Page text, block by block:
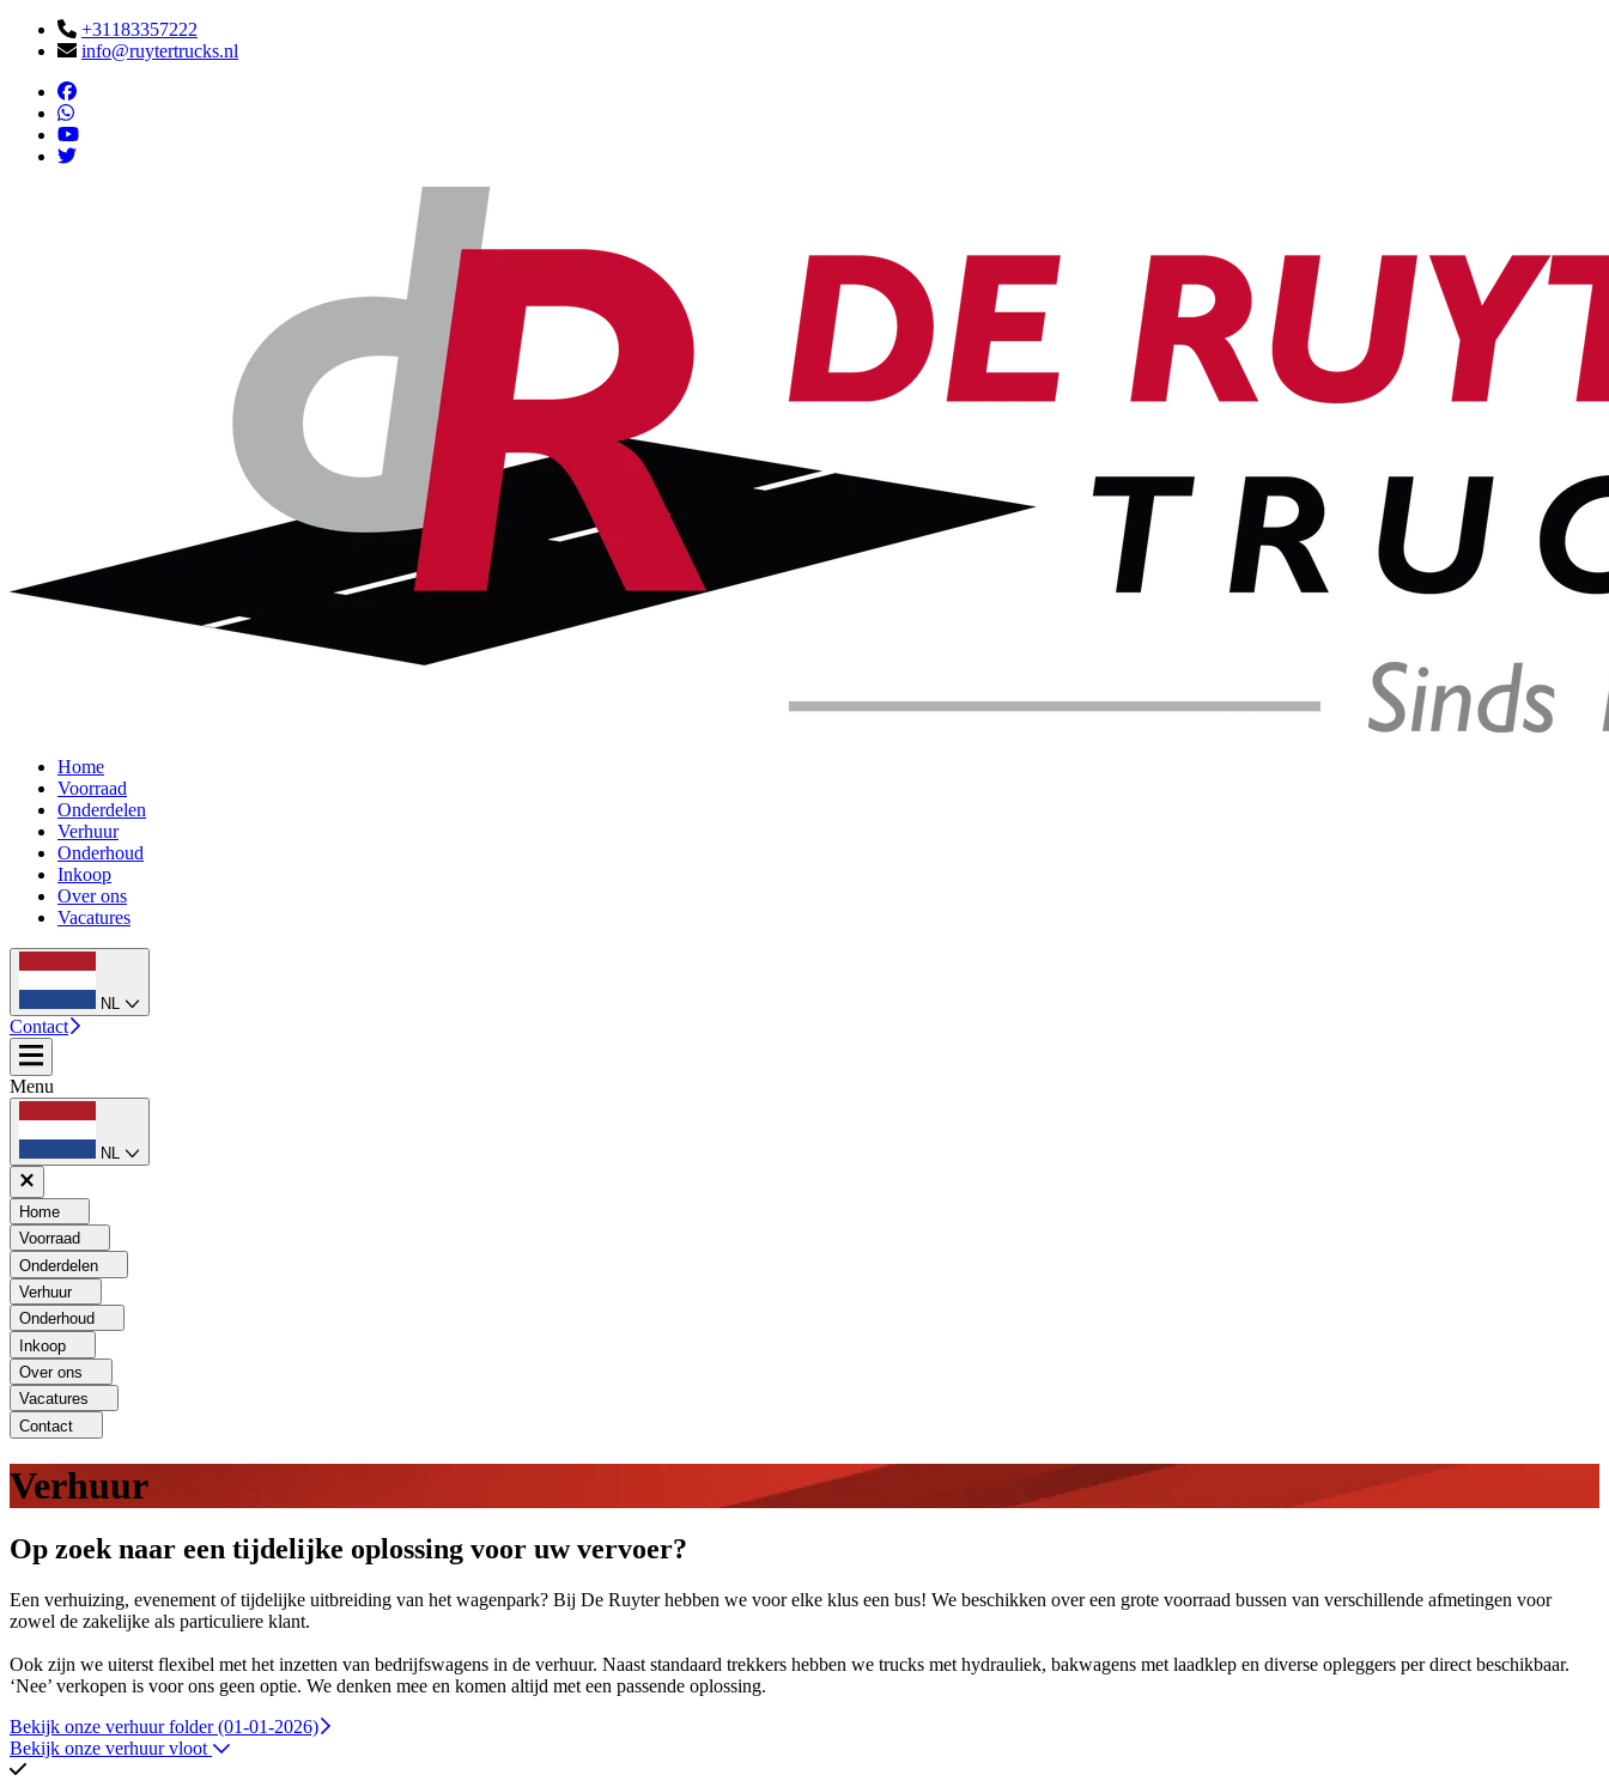
+31183357222
info@ruytertrucks.nl
Home
Voorraad
Onderdelen
Verhuur
Onderhoud
Inkoop
Over ons
Vacatures
NL
Contact
Menu
NL
Home
Voorraad
Onderdelen
Verhuur
Onderhoud
Inkoop
Over ons
Vacatures
Contact
Verhuur
Op zoek naar een tijdelijke oplossing voor uw vervoer?
Een verhuizing, evenement of tijdelijke uitbreiding van het wagenpark? Bij De Ruyter hebben we voor elke klus een bus! We beschikken over een grote voorraad bussen van verschillende afmetingen voor
zowel de zakelijke als particuliere klant.
Ook zijn we uiterst flexibel met het inzetten van bedrijfswagens in de verhuur. Naast standaard trekkers hebben we trucks met hydrauliek, bakwagens met laadklep en diverse opleggers per direct beschikbaar.
‘Nee’ verkopen is voor ons geen optie. We denken mee en komen altijd met een passende oplossing.
Bekijk onze verhuur folder (01-01-2026)
Bekijk onze verhuur vloot